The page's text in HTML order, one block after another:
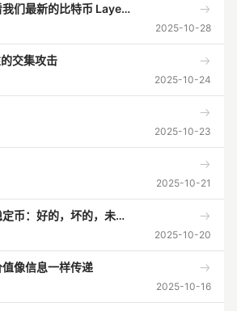
Spark 和 Ark：看看我们最新的比特币 Layer 2 解决方案
2025-10-28
交集攻击
2025-10-24
2025-10-23
2025-10-21
在闪电网络上发行稳定币：好的，坏的，未知的
2025-10-20
像信息一样传递
2025-10-16